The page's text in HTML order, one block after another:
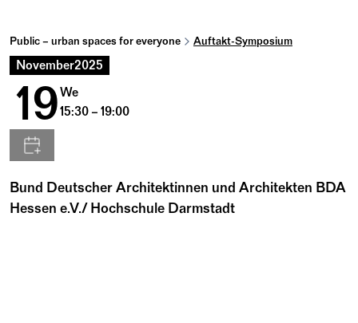
Public – urban spaces for everyone Auftakt-Symposium
November2025
19We
15:30 – 19:00
Bund Deutscher Architektinnen und Architekten BDA
Hessen e.V./ Hochschule Darmstadt